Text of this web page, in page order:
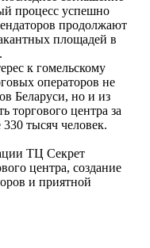
процесс успешно
продолжают
площадей в
к гомельскому
операторов не
Беларуси, но и из
торгового центра за
тысяч человек.
ТЦ Секрет
центра, создание
и приятной